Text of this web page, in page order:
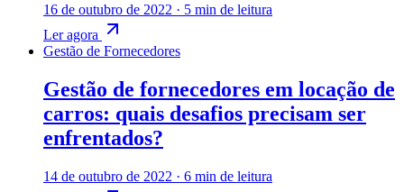
16 de outubro de 2022 · 5 min de leitura
Ler agora
Gestão de Fornecedores
Gestão de fornecedores em locação de
carros: quais desafios precisam ser
enfrentados?
14 de outubro de 2022 · 6 min de leitura